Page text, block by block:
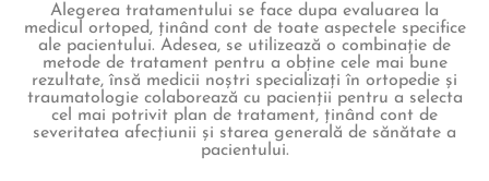
Alegerea tratamentului se face dupa evaluarea la
medicul ortoped, ținând cont de toate aspectele specifice
ale pacientului. Adesea, se utilizează o combinație de
metode de tratament pentru a obține cele mai bune
rezultate, însă medicii noștri specializați în ortopedie și
traumatologie colaborează cu pacienții pentru a selecta
cel mai potrivit plan de tratament, ținând cont de
severitatea afecțiunii și starea generală de sănătate a
pacientului.